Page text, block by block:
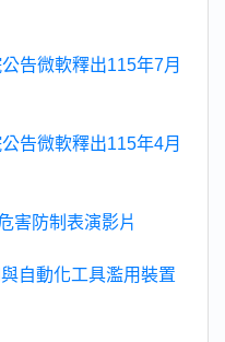
告微軟釋出115年7月
告微軟釋出115年4月
害防制表演影片
自動化工具濫用裝置